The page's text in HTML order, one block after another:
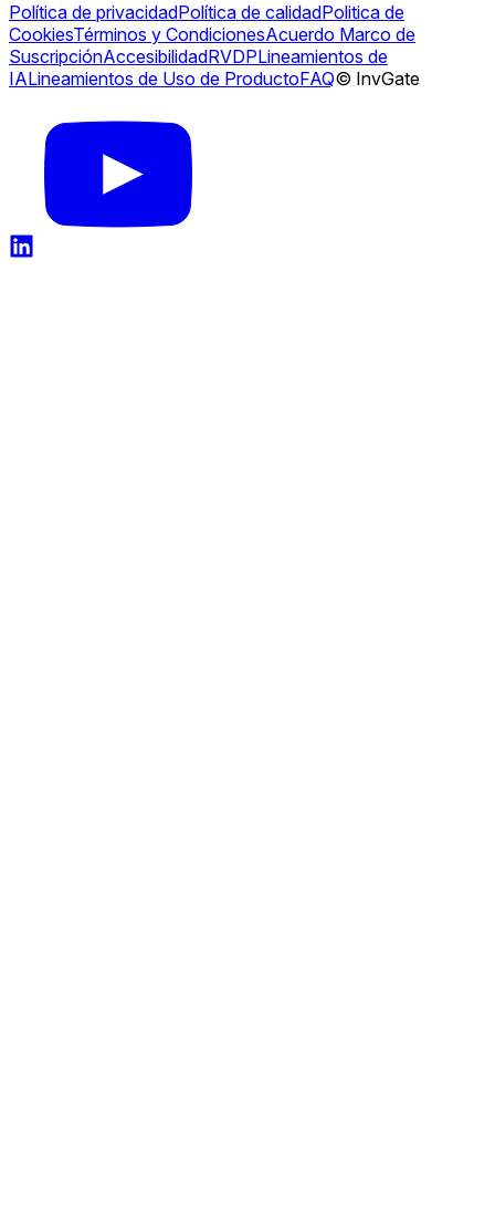
Política de privacidadPolítica de calidadPolitica de
CookiesTérminos y CondicionesAcuerdo Marco de
SuscripciónAccesibilidadRVDPLineamientos de
IALineamientos de Uso de ProductoFAQ© InvGate